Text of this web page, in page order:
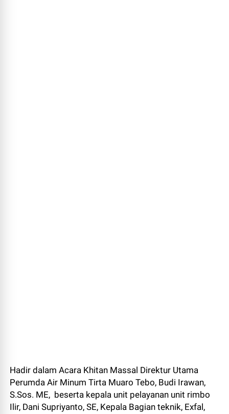
Hadir dalam Acara Khitan Massal Direktur Utama
Perumda Air Minum Tirta Muaro Tebo, Budi Irawan,
S.Sos. ME, beserta kepala unit pelayanan unit rimbo
Ilir, Dani Supriyanto, SE, Kepala Bagian teknik, Exfal,